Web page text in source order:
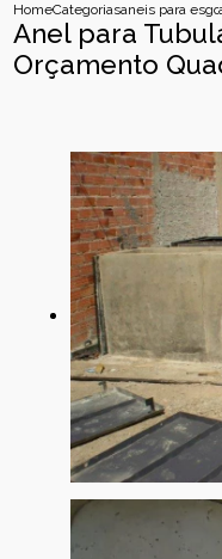
HomeCategoriasaneis para
Anel para
Orçamento